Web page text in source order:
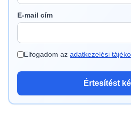
E-mail cím
Elfogadom az adatkezelési
Értesítést